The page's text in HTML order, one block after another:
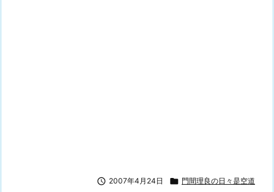
 2007年4月24日  門間理良の日々是空道